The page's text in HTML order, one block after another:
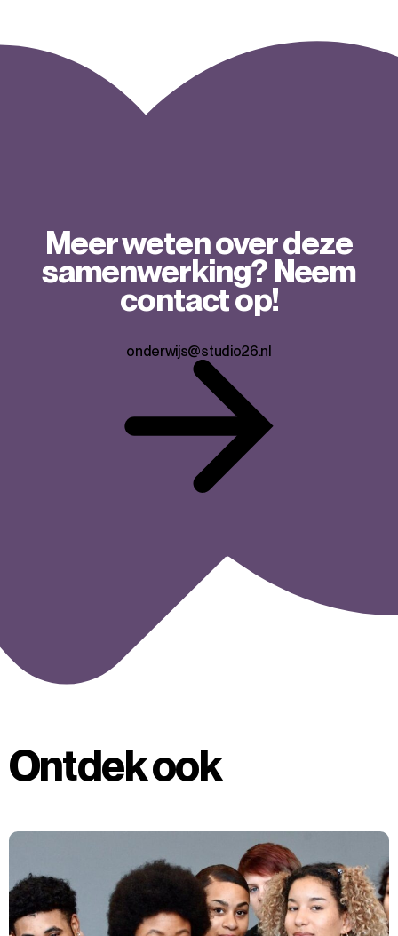
Meer weten over deze
samenwerking? Neem
contact op!
onderwijs@studio26.nl
Ontdek ook